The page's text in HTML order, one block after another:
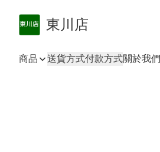
東川店
商品 送貨方式付款方式關於我們